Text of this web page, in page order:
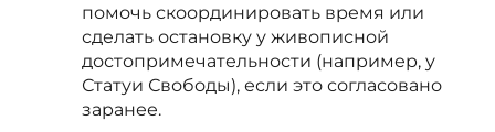
помочь скоординировать время или
сделать остановку у живописной
достопримечательности (например, у
Статуи Свободы), если это согласовано
заранее.